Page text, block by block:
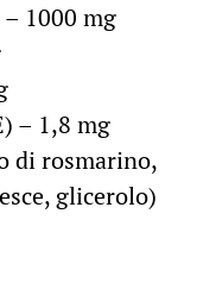
1000 mg
– 1,8 mg
di rosmarino,
glicerolo)